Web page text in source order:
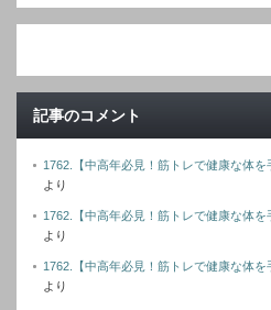
ド
記事のコメント
1762.【中高年必見！筋トレで健康な体
より
1762.【中高年必見！筋トレで健康な体
より
1762.【中高年必見！筋トレで健康な体
より